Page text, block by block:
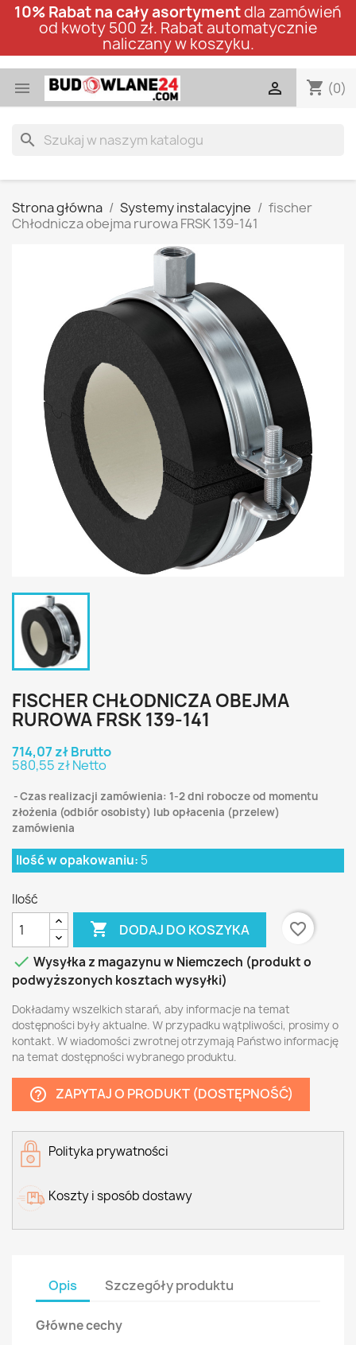
10% Rabat na cały asortymentdla zamówień
od kwoty 500 zł. Rabat automatycznie
naliczany w koszyku.
 shopping_cart (0)

search
Strona główna Systemy instalacyjne
fischer
Chłodnicza obejma rurowa FRSK 139-141
FISCHER CHŁODNICZA OBEJMA
RUROWA FRSK 139-141
714,07 zł Brutto
580,55 zł Netto
Czas realizacji zamówienia: 1-2 dni robocze od momentu
złożenia (odbiór osobisty) lub opłacenia (przelew)
zamówienia
Ilość w opakowaniu: 5
Ilość
 DODAJ DO KOSZYKA
favorite_border
 Wysyłka z magazynu w Niemczech (produkt o
podwyższonych kosztach wysyłki)
Dokładamy wszelkich starań, aby informacje na temat
dostępności były aktualne. W przypadku wątpliwości, prosimy o
kontakt. W wiadomości zwrotnej otrzymają Państwo informację
na temat dostępności wybranego produktu.
help_outline ZAPYTAJ O PRODUKT (DOSTĘPNOŚĆ)
Polityka prywatności
Koszty i sposób dostawy
Opis Szczegóły produktu
Główne cechy